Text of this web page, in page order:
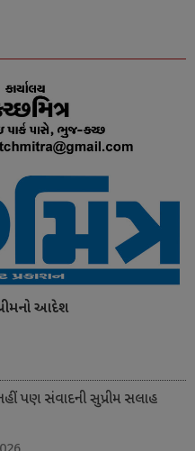
આદેશ
પણ સંવાદની સુપ્રીમ સલાહ